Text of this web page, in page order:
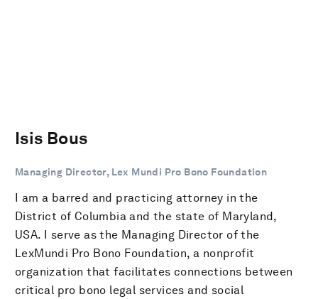
Isis Bous
Managing Director, Lex Mundi Pro Bono Foundation
I am a barred and practicing attorney in the
District of Columbia and the state of Maryland,
USA. I serve as the Managing Director of the
LexMundi Pro Bono Foundation, a nonprofit
organization that facilitates connections between
critical pro bono legal services and social